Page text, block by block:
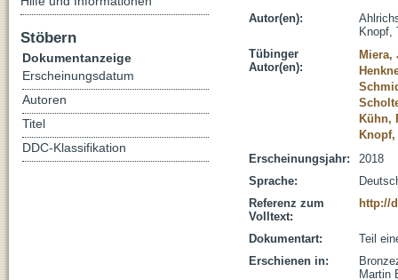
Autor(en):
Knopf,
Tübinger
Autor(en):
Miera,
Kühn,
Erscheinungsjahr:
2018
Sprache:
Referenz zum
Volltext:
http://
Dokumentart:
Teil
Erschienen in:
Martin
Stöbern
Dokumentanzeige
Erscheinungsdatum
Autoren
Titel
DDC-Klassifikation